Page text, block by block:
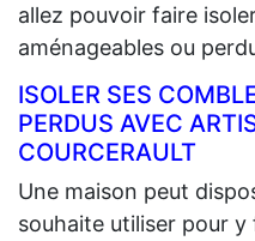
allez pouvoir faire
aménageables ou
ISOLER SES
PERDUS AVEC
COURCERAULT
Une maison peut
souhaite utiliser pour y